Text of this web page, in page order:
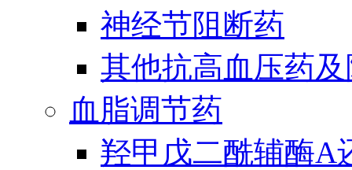
神经节阻断药
其他抗高血压药
血脂调节药
羟甲戊二酰辅酶A